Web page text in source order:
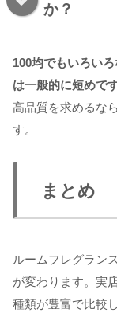
か？
100均でもいろい
は一般的に短めです
高品質を求めるな
す。
まとめ
ルームフレグラン
が変わります。実
種類が豊富で比較